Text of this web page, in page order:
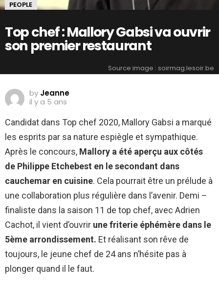
PEOPLE
Top chef : Mallory Gabsi va ouvrir
son premier restaurant
Source image : soirmag.lesoir.be
by Jeanne
il y a 5 ans
Candidat dans Top chef 2020, Mallory Gabsi a marqué
les esprits par sa nature espiègle et sympathique.
Après le concours, Mallory a été aperçu aux côtés
de Philippe Etchebest en le secondant dans
cauchemar en cuisine. Cela pourrait être un prélude à
une collaboration plus régulière dans l’avenir. Demi –
finaliste dans la saison 11 de top chef, avec Adrien
Cachot, il vient d’ouvrir une friterie éphémère dans le
5ème arrondissement. Et réalisant son rêve de
toujours, le jeune chef de 24 ans n’hésite pas à
plonger quand il le faut.